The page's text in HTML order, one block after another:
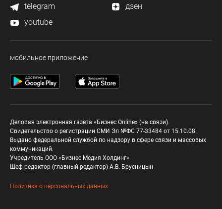
telegram
дзен
youtube
мобильное приложение
Деловая электронная газета «Бизнес Online» (на связи).
Свидетельство о регистрации СМИ Эл №ФС 77-33484 от 15.10.08.
Выдано федеральной службой по надзору в сфере связи и массовых
коммуникаций.
Учредитель ООО «Бизнес Медия Холдинг»
Шеф-редактор (главный редактор) А.В. Брусницын
Политика о персональных данных